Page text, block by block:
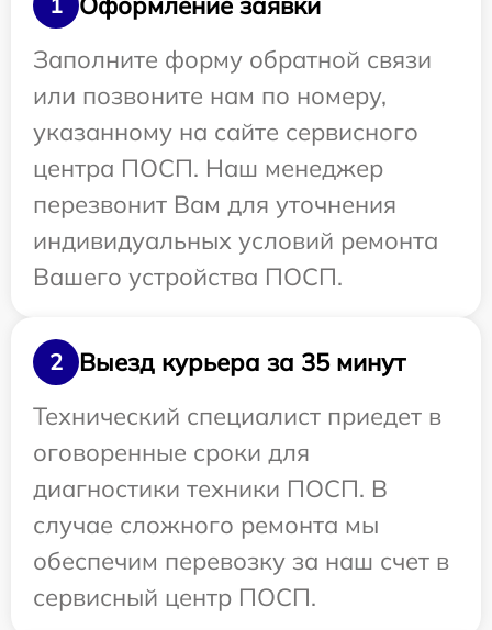
Заполните форму обратной связи
или позвоните нам по номеру,
указанному на сайте сервисного
центра ПОСП. Наш менеджер
перезвонит Вам для уточнения
индивидуальных условий ремонта
Вашего устройства ПОСП.
2
Выезд курьера за 35 минут
Технический специалист приедет в
оговоренные сроки для
диагностики техники ПОСП. В
случае сложного ремонта мы
обеспечим перевозку за наш счет в
сервисный центр ПОСП.